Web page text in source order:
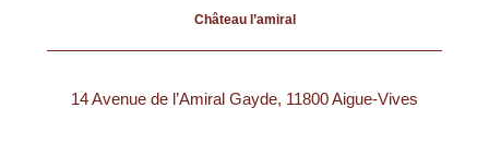
Château l’amiral
14 Avenue de l’Amiral Gayde, 11800 Aigue-Vives